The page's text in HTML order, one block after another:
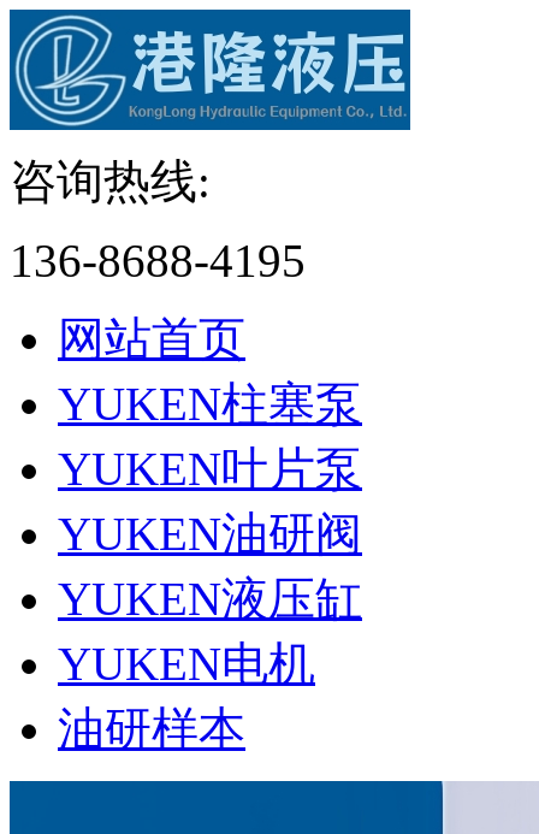
咨询热线:
136-8688-4195
网站首页
YUKEN柱塞泵
YUKEN叶片泵
YUKEN油研阀
YUKEN液压缸
YUKEN电机
油研样本